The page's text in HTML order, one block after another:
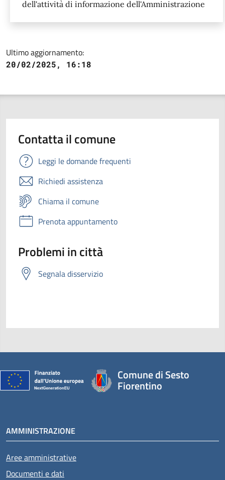
dell'attività di informazione dell'Amministrazione
Ultimo aggiornamento:
20/02/2025, 16:18
Contatta il comune
Leggi le domande frequenti
Richiedi assistenza
Chiama il comune
Prenota appuntamento
Problemi in città
Segnala disservizio
Comune di Sesto
Fiorentino
AMMINISTRAZIONE
Aree amministrative
Documenti e dati